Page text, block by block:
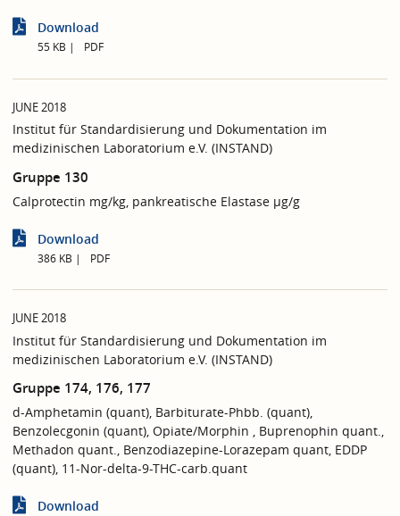
Download
55 KB PDF
JUNE 2018
Institut für Standardisierung und Dokumentation im
medizinischen Laboratorium e.V. (INSTAND)
Gruppe 130
Calprotectin mg/kg, pankreatische Elastase µg/g
Download
386 KB PDF
JUNE 2018
Institut für Standardisierung und Dokumentation im
medizinischen Laboratorium e.V. (INSTAND)
Gruppe 174, 176, 177
d-Amphetamin (quant), Barbiturate-Phbb. (quant),
Benzolecgonin (quant), Opiate/Morphin , Buprenophin quant.,
Methadon quant., Benzodiazepine-Lorazepam quant, EDDP
(quant), 11-Nor-delta-9-THC-carb.quant
Download